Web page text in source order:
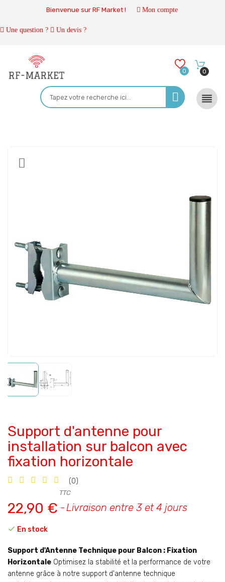
Bienvenue sur RF Market ! Mon compte
Une question ? Un devis ?
0 0

Support d'antenne pour
installation sur balcon avec
fixation horizontale
(0)
22,90 €
TTC
Livraison entre 3 et 4 jours
 En stock
Support d'Antenne Technique pour Balcon : Fixation
Horizontale Optimisez la stabilité et la performance de votre
antenne grâce à notre support d'antenne technique